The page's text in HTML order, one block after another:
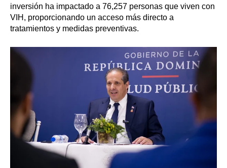
inversión ha impactado a 76,257 personas que viven con
VIH, proporcionando un acceso más directo a
tratamientos y medidas preventivas.